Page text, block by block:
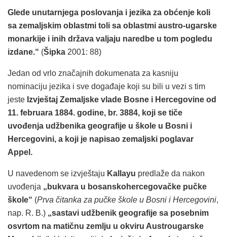
Glede unutarnjega poslovanja i jezika za obćenje koli
sa zemaljskim oblastmi toli sa oblastmi austro-ugarske
monarkije i inih država valjaju naredbe u tom pogledu
izdane.“ (Šipka 2001: 88)
Jedan od vrlo značajnih dokumenata za kasniju
nominaciju jezika i sve događaje koji su bili u vezi s tim
jeste Izvještaj Zemaljske vlade Bosne i Hercegovine od
11. februara 1884. godine, br. 3884, koji se tiče
uvođenja udžbenika geografije u škole u Bosni i
Hercegovini, a koji je napisao zemaljski poglavar
Appel.
U navedenom se izvještaju Kallayu predlaže da nakon
uvođenja „bukvara u bosanskohercegovačke pučke
škole“ (Prva čitanka za pučke škole u Bosni i Hercegovini,
nap. R. B.) „sastavi udžbenik geografije sa posebnim
osvrtom na matičnu zemlju u okviru Austrougarske